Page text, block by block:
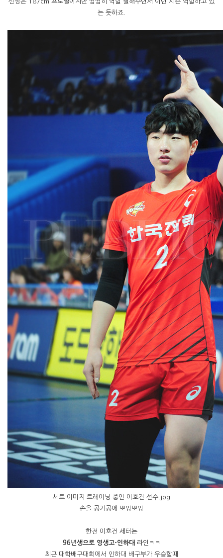
는 듯하죠.
세트 이미지 트레이닝 중인 이호건 선수.jpg
손을 공기공에 뽀잉뽀잉
한전 이호건 세터는
96년생으로 영생고-인하대 라인ㅋㅋ
최근 대학배구대회에서 인하대 배구부가 우승할때